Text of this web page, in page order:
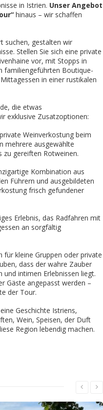
in Istrien. Unser Angebot
hinaus – wir schaffen
suchen, gestalten wir
Stellen Sie sich eine private
vor, mit Stopps in
familiengeführten Boutique-
in einer rustikalen
die etwas
exklusive Zusatzoptionen:
Weinverkostung beim
mehrere ausgewählte
zu gereiften Rotweinen.
Kombination aus
Führern und ausgebildeten
frisch gefundener
Erlebnis, das Radfahren mit
an sorgfältig
für kleine Gruppen oder private
dass der wahre Zauber
und intimen Erlebnissen liegt.
Gäste angepasst werden –
der Tour.
Geschichte Istriens,
Wein, Speisen, der Duft
Region lebendig machen.